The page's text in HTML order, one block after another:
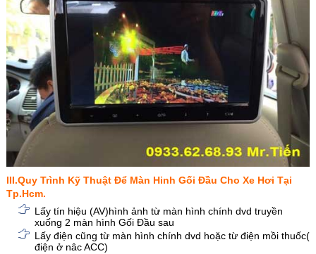
III.Quy Trình Kỹ Thuật Để Màn Hinh Gối Đầu Cho Xe Hơi Tại
Tp.Hcm.
Lấy tín hiệu (AV)hình ảnh từ màn hình chính dvd truyền
xuống 2 màn hình Gối Đầu sau
Lấy điện cũng từ màn hình chính dvd hoặc từ điện mồi thuốc(
điện ở nâc ACC)